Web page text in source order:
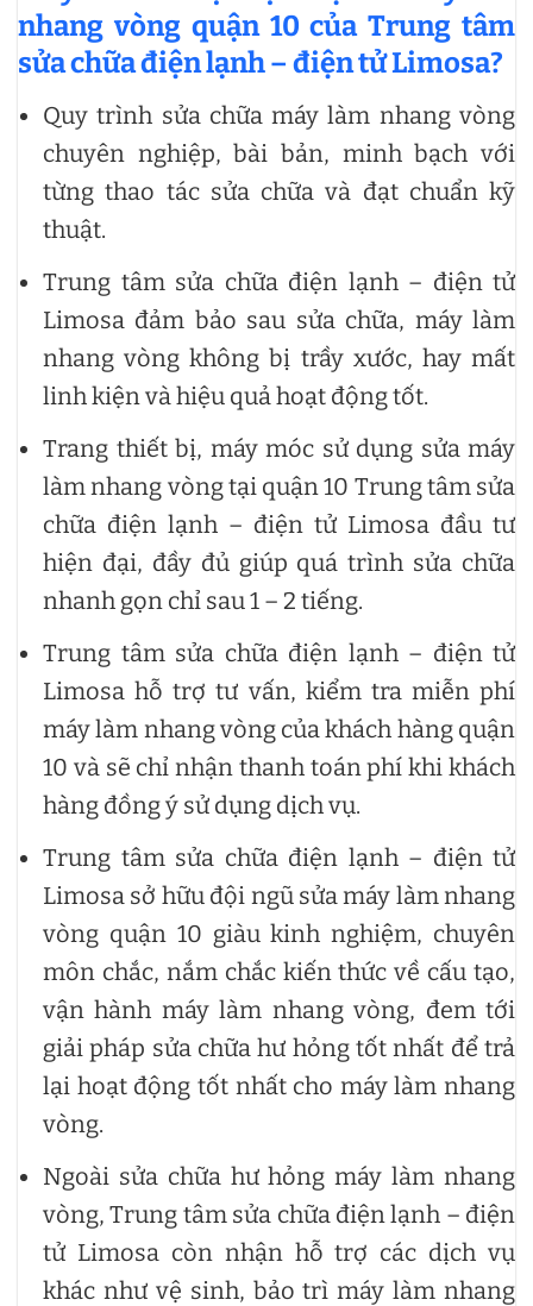
nhang vòng quận 10 của Trung tâm
sửa chữa điện lạnh – điện tử Limosa?
Quy trình sửa chữa máy làm nhang vòng
chuyên nghiệp, bài bản, minh bạch với
từng thao tác sửa chữa và đạt chuẩn kỹ
thuật.
Trung tâm sửa chữa điện lạnh – điện tử
Limosa đảm bảo sau sửa chữa, máy làm
nhang vòng không bị trầy xước, hay mất
linh kiện và hiệu quả hoạt động tốt.
Trang thiết bị, máy móc sử dụng sửa máy
làm nhang vòng tại quận 10 Trung tâm sửa
chữa điện lạnh – điện tử Limosa đầu tư
hiện đại, đầy đủ giúp quá trình sửa chữa
nhanh gọn chỉ sau 1 – 2 tiếng.
Trung tâm sửa chữa điện lạnh – điện tử
Limosa hỗ trợ tư vấn, kiểm tra miễn phí
máy làm nhang vòng của khách hàng quận
10 và sẽ chỉ nhận thanh toán phí khi khách
hàng đồng ý sử dụng dịch vụ.
Trung tâm sửa chữa điện lạnh – điện tử
Limosa sở hữu đội ngũ sửa máy làm nhang
vòng quận 10 giàu kinh nghiệm, chuyên
môn chắc, nắm chắc kiến thức về cấu tạo,
vận hành máy làm nhang vòng, đem tới
giải pháp sửa chữa hư hỏng tốt nhất để trả
lại hoạt động tốt nhất cho máy làm nhang
vòng.
Ngoài sửa chữa hư hỏng máy làm nhang
vòng, Trung tâm sửa chữa điện lạnh – điện
tử Limosa còn nhận hỗ trợ các dịch vụ
khác như vệ sinh, bảo trì máy làm nhang